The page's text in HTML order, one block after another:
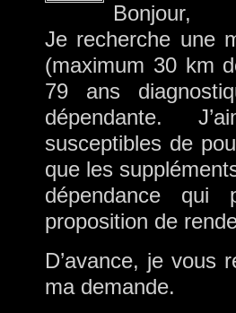
Bonjour,
Je recherche une
(maximum 30 km
79 ans
dépendante.
susceptibles de
que les
dépendance qui
proposition de
D’avance, je vous
ma demande.